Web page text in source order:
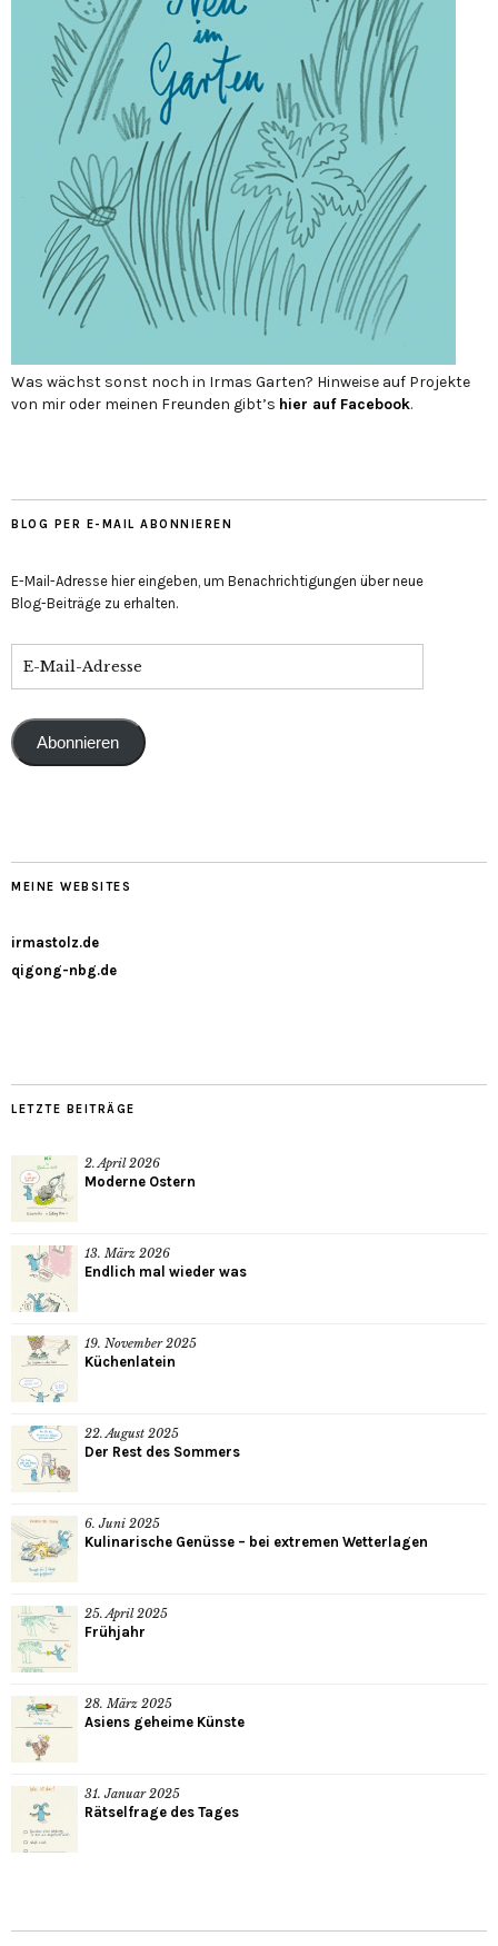
Was wächst sonst noch in Irmas Garten? Hinweise auf Projekte
von mir oder meinen Freunden gibt’s hier auf Face­book.
BLOG PER E-MAIL ABONNIEREN
E-Mail-Adresse hier eingeben, um Benachrichtigungen über neue
Blog-Beiträge zu erhalten.
Abonnieren
MEINE WEBSITES
irmastolz.de
qigong-nbg.de
LETZTE BEITRÄGE
2. April 2026
Moderne Ostern
13. März 2026
Endlich mal wieder was
19. November 2025
Küchenlatein
22. August 2025
Der Rest des Sommers
6. Juni 2025
Kulinarische Genüsse – bei extremen Wetterlagen
25. April 2025
Frühjahr
28. März 2025
Asiens geheime Künste
31. Januar 2025
Rätselfrage des Tages